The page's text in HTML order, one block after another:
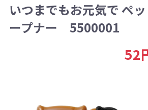
いつまでもお元気で ペ
ープナー 5500001
52